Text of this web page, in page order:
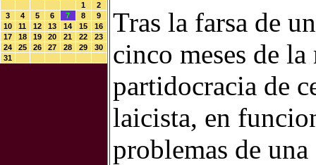
1
2
3
4 5 6 7 8
9
10
11 12 13 14 15
16
17
18 19 20 21 22
23
24
25 26 27 28 29
30
31
Tras la farsa de
cinco meses de
partidocracia de
laicista, en
problemas de